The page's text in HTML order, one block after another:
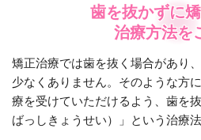
歯を抜かずに
治療方法を
矯正治療では歯を抜く場合があり
少なくありません。そのような方
療を受けていただけるよう、歯を
ばっしきょうせい）」という治療